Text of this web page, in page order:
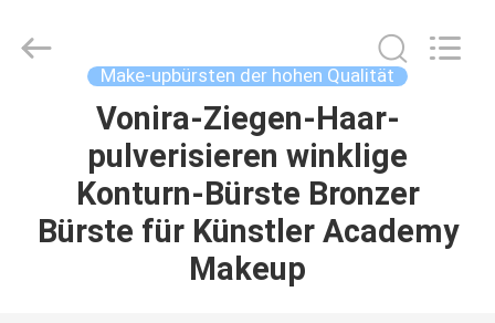
PRODUKTE
Make-upbürsten der hohen Qualität
Vonira-Ziegen-Haar-
pulverisieren winklige
Konturn-Bürste Bronzer
Bürste für Künstler Academy
Makeup